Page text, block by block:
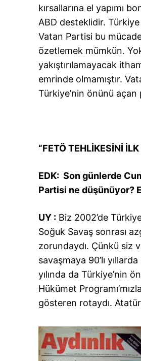
kırsallarına el yapımı
ABD desteklidir.
Vatan Partisi bu
özetlemek mümkün.
yakıştırılamayacak
emrinde olmamıştır.
Türkiye’nin önünü açan
“FETÖ TEHLİKESİNİ
EDK: Son günlerde
Partisi ne düşünüyor?
UY : Biz 2002’de
Soğuk Savaş sonrası
zorundaydı. Çünkü siz
savaşmaya 90’lı
yılında da Türkiye’nin
Hükümet
gösteren rotaydı.